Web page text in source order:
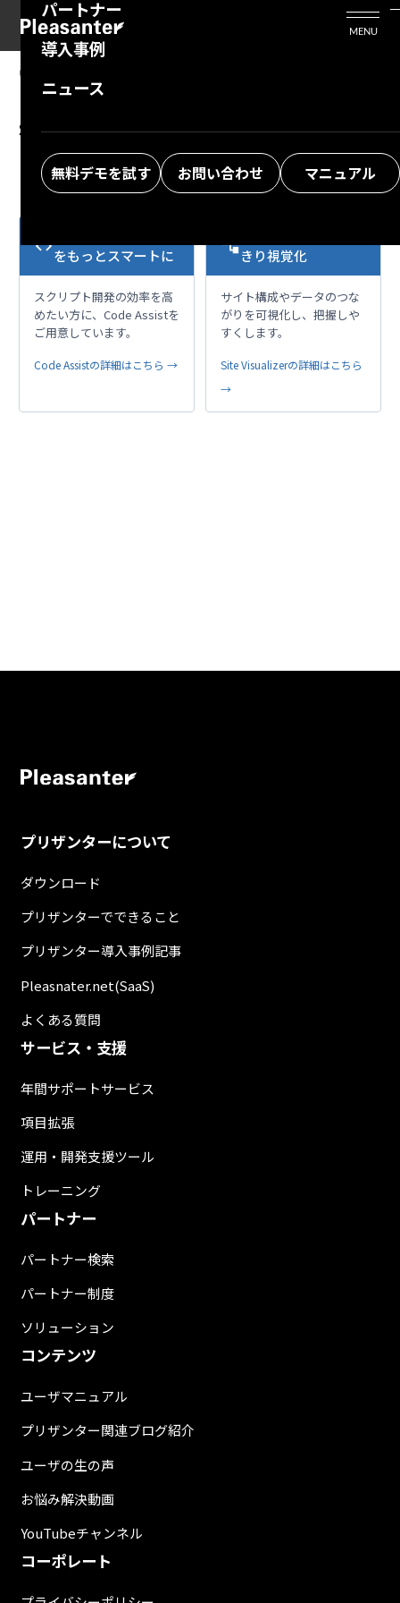
活用シーン
Enterprise Edition
パートナー
プリザンタービジネスを検討中の方
導入事例
ニュース
無料デモを試す お問い合わせ マニュアル
MENU
06.26.2025
Developer Function: Server Script:
$ps.file.readAllText
codeをもっとスマートに
スクリプト開発の効率を高
めたい方に、Code Assistを
ご用意しています。
Code Assistの詳細はこちら →
account_treeきり視覚化
サイト構成やデータのつな
がりを可視化し、把握しや
すくします。
Site Visualizerの詳細はこちら
→
プリザンターについて
ダウンロード
プリザンターでできること
プリザンター導入事例記事
Pleasnater.net(SaaS)
よくある質問
サービス・支援
年間サポートサービス
項目拡張
運用・開発支援ツール
トレーニング
パートナー
パートナー検索
パートナー制度
ソリューション
コンテンツ
ユーザマニュアル
プリザンター関連ブログ紹介
ユーザの生の声
お悩み解決動画
YouTubeチャンネル
コーポレート